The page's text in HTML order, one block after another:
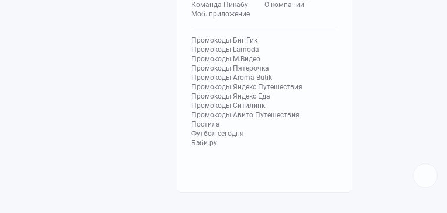
Команда Пикабу
Моб. приложение
О компании
Промокоды Биг Гик
Промокоды Lamoda
Промокоды М.Видео
Промокоды Пятерочка
Промокоды Aroma Butik
Промокоды Яндекс Путешествия
Промокоды Яндекс Еда
Промокоды Ситилинк
Промокоды Авито Путешествия
Постила
Футбол сегодня
Бэби.ру